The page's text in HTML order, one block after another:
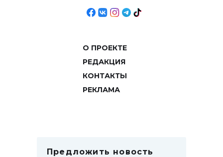
О ПРОЕКТЕ
РЕДАКЦИЯ
КОНТАКТЫ
РЕКЛАМА
Предложить новость